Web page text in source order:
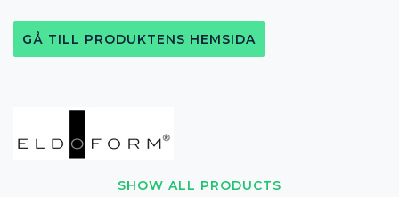
SHOW ALL PRODUCTS
GÅ TILL PRODUKTENS HEMSIDA